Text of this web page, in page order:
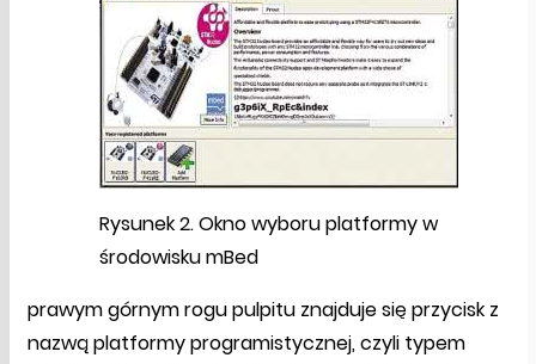
Rysunek 2. Okno wyboru platformy w
środowisku mBed
prawym górnym rogu pulpitu znajduje się przycisk z
nazwą platformy programistycznej, czyli typem